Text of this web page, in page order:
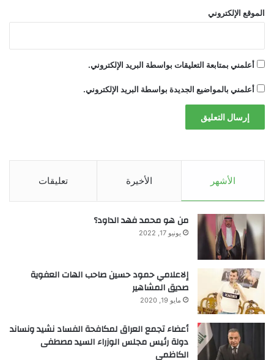
من 8 دولارات إلى نحو 32 دولارًا.
يؤدي إلى نتائج عكسية، ما يجعل هذه الخطوة
واحدة من أكثر القضايا الاقتصادية إثارة للجدل في
نسخ الرابط
تم نسخ الرابط
!function(f,b,e,v,n,t,s)
{if(f.fbq)return;n=f.fbq=function()
{n.callMethod?
n.callMethod.apply(n,arguments):n.queue.p
ush(arguments)};
if(!f._fbq)f._fbq=n;n.push=n;n.loaded=!0;n.
version=’2.0′;
الموقع الإلكتروني
أعلمني بمتابعة التعليقات بواسطة البريد الإلكتروني.
أعلمني بالمواضيع الجديدة بواسطة البريد الإلكتروني.
الأشهر الأخيرة تعليقات
من هو محمد فهد الداود؟
يونيو 17, 2022
إلاعلامي حمود حسين صاحب الهات العفوية
صديق المشاهير
مايو 19, 2020
أعضاء تجمع العراق لمكافحة الفساد نشيد ونساند
دولة رئيس مجلس الوزراء السيد مصطفى
الكاظمي